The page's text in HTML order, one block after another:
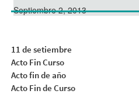
Septiembre 2, 2013
11 de setiembre
Acto Fin Curso
Acto fin de año
Acto Fin de Curso